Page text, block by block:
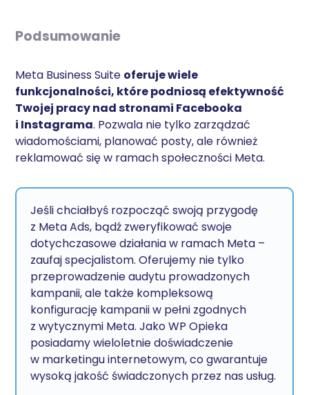
Podsumowanie
Meta Business Suite oferuje wiele
funkcjonalności, które podniosą efektywność
Twojej pracy nad stronami Facebooka
i Instagrama. Pozwala nie tylko zarządzać
wiadomościami, planować posty, ale również
reklamować się w ramach społeczności Meta.
Jeśli chciałbyś rozpocząć swoją przygodę
z Meta Ads, bądź zweryfikować swoje
dotychczasowe działania w ramach Meta –
zaufaj specjalistom. Oferujemy nie tylko
przeprowadzenie audytu prowadzonych
kampanii, ale także kompleksową
konfigurację kampanii w pełni zgodnych
z wytycznymi Meta. Jako WP Opieka
posiadamy wieloletnie doświadczenie
w marketingu internetowym, co gwarantuje
wysoką jakość świadczonych przez nas usług.